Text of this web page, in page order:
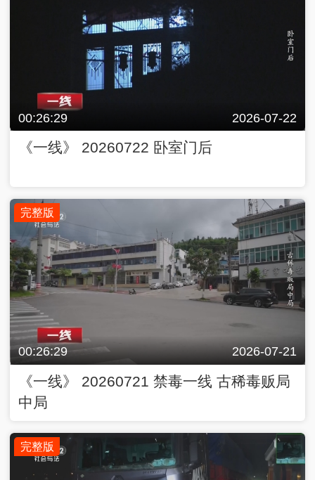
00:26:29 2026-07-22
《一线》 20260722 卧室门后
完整版
00:26:29 2026-07-21
《一线》 20260721 禁毒一线 古稀毒贩局
中局
完整版